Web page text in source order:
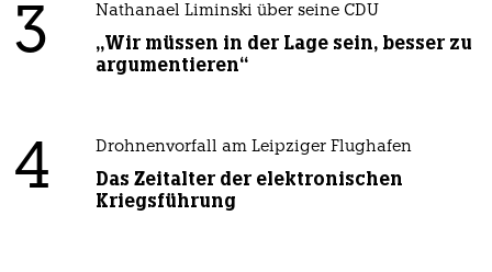
3 Nathanael Liminski über seine CDU
„Wir müssen in der Lage sein, besser zu
argumentieren“
4 Drohnenvorfall am Leipziger Flughafen
Das Zeitalter der elektronischen
Kriegsführung